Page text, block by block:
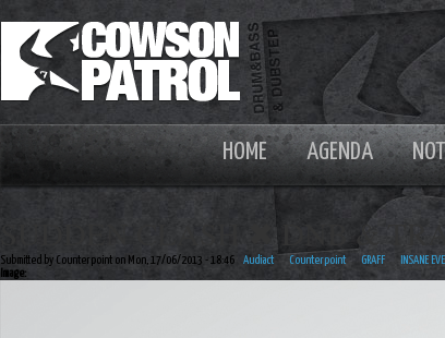
HOME AGENDA
SUDDEN CLASH ✖ DNB &
Submitted by Counterpoint on Mon, 17/06/2013 - 18:46 Audiact Counterpoint GRAFF INSANE
Image: